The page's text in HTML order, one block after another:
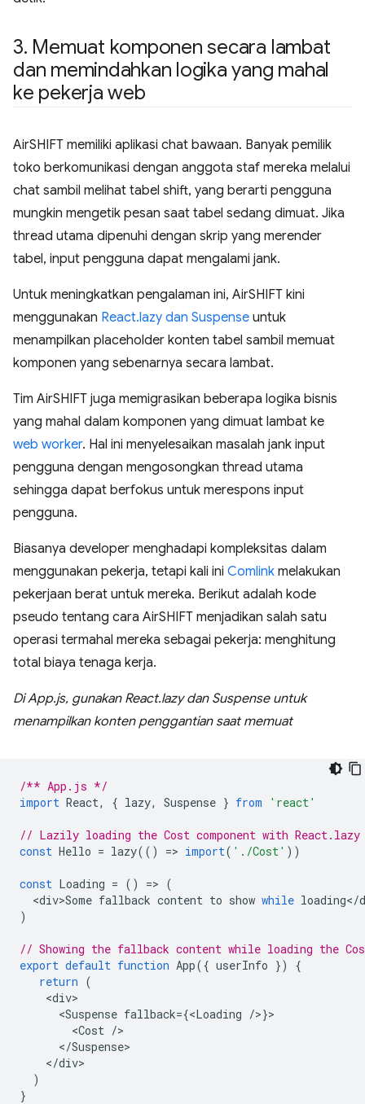
3. Memuat komponen secara lambat
dan memindahkan logika yang mahal
ke pekerja web
AirSHIFT memiliki aplikasi chat bawaan. Banyak pemilik
toko berkomunikasi dengan anggota staf mereka melalui
chat sambil melihat tabel shift, yang berarti pengguna
mungkin mengetik pesan saat tabel sedang dimuat. Jika
thread utama dipenuhi dengan skrip yang merender
tabel, input pengguna dapat mengalami jank.
Untuk meningkatkan pengalaman ini, AirSHIFT kini
menggunakan React.lazy dan Suspense untuk
menampilkan placeholder konten tabel sambil memuat
komponen yang sebenarnya secara lambat.
Tim AirSHIFT juga memigrasikan beberapa logika bisnis
yang mahal dalam komponen yang dimuat lambat ke
web worker. Hal ini menyelesaikan masalah jank input
pengguna dengan mengosongkan thread utama
sehingga dapat berfokus untuk merespons input
pengguna.
Biasanya developer menghadapi kompleksitas dalam
menggunakan pekerja, tetapi kali ini Comlink melakukan
pekerjaan berat untuk mereka. Berikut adalah kode
pseudo tentang cara AirSHIFT menjadikan salah satu
operasi termahal mereka sebagai pekerja: menghitung
total biaya tenaga kerja.
Di App.js, gunakan React.lazy dan Suspense untuk
menampilkan konten penggantian saat memuat
/** App.js */
import React, { lazy, Suspense } from 'react'
// Lazily loading the Cost component with React.lazy
const Hello = lazy(() => import( './Cost' ))
const Loading = () => (
<div>Some fallback content to show while loading</
)
// Showing the fallback content while loading the Cost
export default function App({ userInfo })
{
return (
<div
<Suspense fallback={<Loading />}
<Cost /
</Suspense
</div
)
}